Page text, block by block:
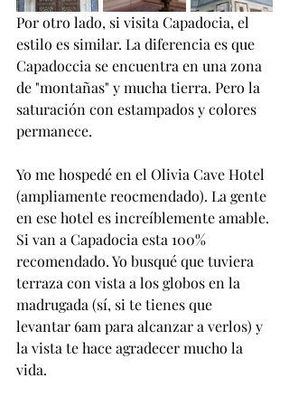
Por otro lado, si visita Capadocia, el
estilo es similar. La diferencia es que
Capadoccia se encuentra en una zona
de "montañas" y mucha tierra. Pero la
saturación con estampados y colores
permanece.
Yo me hospedé en el Olivia Cave Hotel
(ampliamente reocmendado). La gente
en ese hotel es increíblemente amable.
Si van a Capadocia esta 100%
recomendado. Yo busqué que tuviera
terraza con vista a los globos en la
madrugada (sí, si te tienes que
levantar 6am para alcanzar a verlos) y
la vista te hace agradecer mucho la
vida.